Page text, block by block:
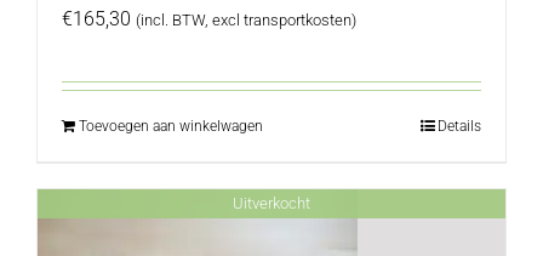
€165,30 (incl. BTW, excl transportkosten)
Toevoegen aan winkelwagen Details
Uitverkocht